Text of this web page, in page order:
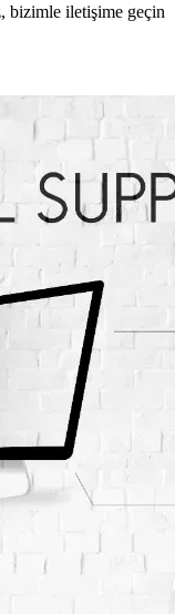
bizimle iletişime geçin